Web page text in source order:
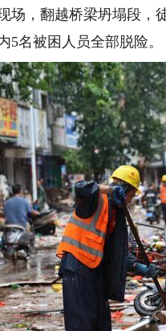
，翻越桥梁坍塌段，
5名被困人员全部脱险。